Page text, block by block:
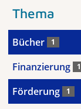
Thema
Bücher 1
Finanzierung 1
Förderung 1